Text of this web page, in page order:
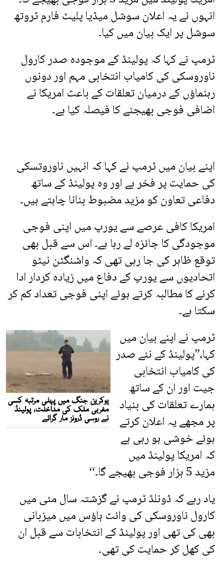
انہوں نے یہ اعلان سوشل میڈیا پلیٹ فارم ٹروتھ
سوشل پر ایک بیان میں کیا۔
ٹرمپ نے کہا کہ پولینڈ کے موجودہ صدر کارول
ناوروسکی کی کامیاب انتخابی مہم اور دونوں
رہنماؤں کے درمیان تعلقات کے باعث امریکا نے
اضافی فوجی بھیجنے کا فیصلہ کیا ہے۔
اپنے بیان میں ٹرمپ نے کہا کہ انہیں ناوروتسکی
کی حمایت پر فخر ہے اور وہ پولینڈ کے ساتھ
دفاعی تعاون کو مزید مضبوط بنانا چاہتے ہیں۔
امریکا کافی عرصے سے یورپ میں اپنی فوجی
موجودگی کا جائزہ لے رہا ہے۔ اس سے قبل بھی
توقع ظاہر کی جا رہی تھی کہ واشنگٹن نیٹو
اتحادیوں سے یورپ کے دفاع میں زیادہ کردار ادا
کرنے کا مطالبہ کرتے ہوئے اپنی فوجی تعداد کم کر
سکتا ہے۔
ٹرمپ نے اپنے بیان میں
کہا،’’پولینڈ کے نئے صدر
کی کامیاب انتخابی
جیت اور ان کے ساتھ
ہمارے تعلقات کی بنیاد
پر مجھے یہ اعلان کرتے
ہوئے خوشی ہو رہی ہے
کہ امریکا پولینڈ میں
مزید 5 ہزار فوجی بھیجے گا۔‘‘
یاد رہے کہ ڈونلڈ ٹرمپ نے گزشتہ سال مئی میں
کارول ناوروسکی کی وائٹ ہاؤس میں میزبانی
بھی کی تھی اور پولینڈ کے انتخابات سے قبل ان
کی کھل کر حمایت کی تھی۔